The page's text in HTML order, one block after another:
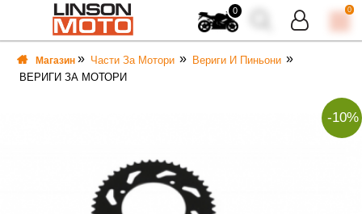
0 0
Магазин Части За Мотори
Вериги И Пиньони
ВЕРИГИ ЗА МОТОРИ
-10%